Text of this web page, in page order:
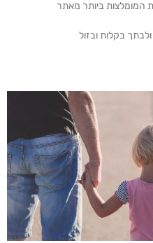
המומלצות ביותר מאתר
בקלות ובזול